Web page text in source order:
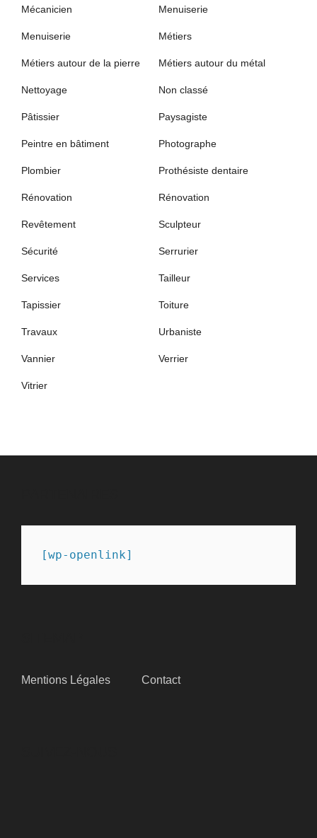
Mécanicien Menuiserie
Menuiserie Métiers
Métiers autour de la pierre Métiers autour du métal
Nettoyage Non classé
Pâtissier Paysagiste
Peintre en bâtiment Photographe
Plombier Prothésiste dentaire
Rénovation Rénovation
Revêtement Sculpteur
Sécurité Serrurier
Services Tailleur
Tapissier Toiture
Travaux Urbaniste
Vannier Verrier
Vitrier
[wp-openlink]
Mentions Légales Contact